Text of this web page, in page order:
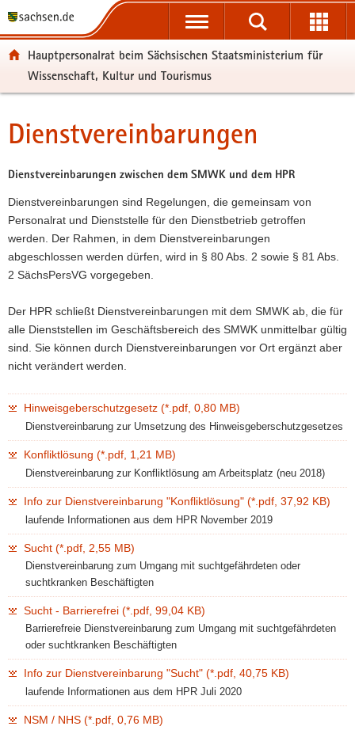
t
l
b
r
r
e
i
f
e
d
e
N
a
i
a
o
t
l
a
i
a
t
i
o
n
p
i
h
l
t
r
f
r
m
a
t
n
t
r
B
r
i
c
h
Hauptpersonalrat beim Sächsischen Staatsministerium für
Wissenschaft, Kultur und Tourismus
Hauptinhalt
Dienstvereinbarungen
Dienstvereinbarungen zwischen dem SMWK und dem HPR
Dienstvereinbarungen sind Regelungen, die gemeinsam von
Personalrat und Dienststelle für den Dienstbetrieb getroffen
werden. Der Rahmen, in dem Dienstvereinbarungen
abgeschlossen werden dürfen, wird in § 80 Abs. 2 sowie § 81 Abs.
2 SächsPersVG vorgegeben.
Der HPR schließt Dienstvereinbarungen mit dem SMWK ab, die für
alle Dienststellen im Geschäftsbereich des SMWK unmittelbar gültig
sind. Sie können durch Dienstvereinbarungen vor Ort ergänzt aber
nicht verändert werden.
Hinweisgeberschutzgesetz (*.pdf, 0,80 MB)
Dienstvereinbarung zur Umsetzung des Hinweisgeberschutzgesetzes
Konfliktlösung (*.pdf, 1,21 MB)
Dienstvereinbarung zur Konfliktlösung am Arbeitsplatz (neu 2018)
Info zur Dienstvereinbarung "Konfliktlösung" (*.pdf, 37,92 KB)
laufende Informationen aus dem HPR November 2019
Sucht (*.pdf, 2,55 MB)
Dienstvereinbarung zum Umgang mit suchtgefährdeten oder
suchtkranken Beschäftigten
Sucht - Barrierefrei (*.pdf, 99,04 KB)
Barrierefreie Dienstvereinbarung zum Umgang mit suchtgefährdeten
oder suchtkranken Beschäftigten
Info zur Dienstvereinbarung "Sucht" (*.pdf, 40,75 KB)
laufende Informationen aus dem HPR Juli 2020
NSM / NHS (*.pdf, 0,76 MB)